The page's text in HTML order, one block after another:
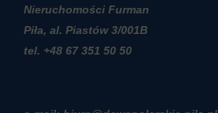
Nieruchomości Furman
Piła, al. Piastów 3/001B
tel. +48 67 351 50 50